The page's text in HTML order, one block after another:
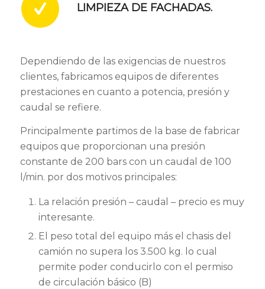
LIMPIEZA DE FACHADAS.
Dependiendo de las exigencias de nuestros
clientes, fabricamos equipos de diferentes
prestaciones en cuanto a potencia, presión y
caudal se refiere.
Principalmente partimos de la base de fabricar
equipos que proporcionan una presión
constante de 200 bars con un caudal de 100
l/min. por dos motivos principales:
La relación presión – caudal – precio es muy
interesante.
El peso total del equipo más el chasis del
camión no supera los 3.500 kg. lo cual
permite poder conducirlo con el permiso
de circulación básico (B)